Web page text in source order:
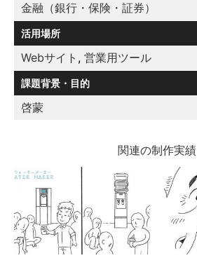
金融（銀行・保険・証券）
活用場所
Webサイト , 営業用ツール
課題背景・目的
啓蒙
関連の制作実績